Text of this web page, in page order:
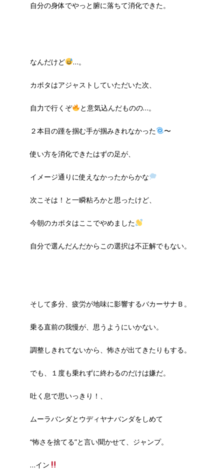
自分の身体でやっと腑に落ちて消化できた。
なんだけど …。
カポタはアジャストしていただいた次、
自力で行くぞ と意気込んだものの…。
２本目の踵を掴む手が掴みきれなかった 〜
使い方を消化できたはずの足が、
イメージ通りに使えなかったからかな
次こそは！と一瞬粘ろかと思ったけど、
今朝のカポタはここでやめました
自分で選んだんだからこの選択は不正解でもない。
そして多分、疲労が地味に影響するバカーサナＢ。
乗る直前の我慢が、思うようにいかない。
調整しきれてないから、怖さが出てきたりもする。
でも、１度も乗れずに終わるのだけは嫌だ。
吐く息で思いっきり！、
ムーラバンダとウディヤナバンダをしめて
“怖さを捨てる”と言い聞かせて、ジャンプ。
…イン